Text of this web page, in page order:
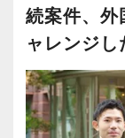
“明るくて仲
良くも悪く
ために、一
る熱い人が
【社内の雰囲
当事務所は
の業務を丁
入社2～3年
様、指導し
・一般的な
方。
・真面目な性
続案件、外
ャレンジし